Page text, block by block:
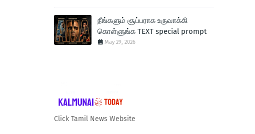
நீங்களும் சூப்பராக உருவாக்கி
கொள்ளுங்க TEXT special prompt
May 29, 2026
Click Tamil News Website